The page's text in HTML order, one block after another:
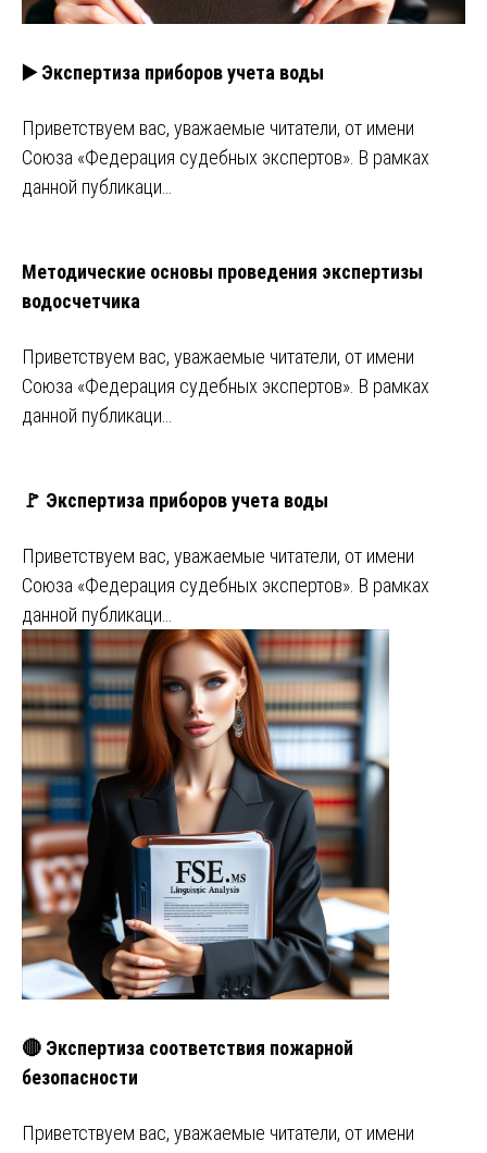
▶️ Экспертиза приборов учета воды
Приветствуем вас, уважаемые читатели, от имени
Союза «Федерация судебных экспертов». В рамках
данной публикаци…
Методические основы проведения экспертизы
водосчетчика
Приветствуем вас, уважаемые читатели, от имени
Союза «Федерация судебных экспертов». В рамках
данной публикаци…
🚩 Экспертиза приборов учета воды
Приветствуем вас, уважаемые читатели, от имени
Союза «Федерация судебных экспертов». В рамках
данной публикаци…
🔴 Экспертиза соответствия пожарной
безопасности
Приветствуем вас, уважаемые читатели, от имени